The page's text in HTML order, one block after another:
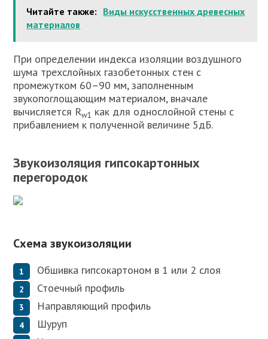
Читайте также: Виды искусственных древесных
материалов
При определении индекса изоляции воздушного
шума трехслойных газобетонных стен с
промежутком 60–90 мм, заполненным
звукопоглощающим материалом, вначале
вычисляется Rw1 как для однослойной стены с
прибавлением к полученной величине 5дБ.
Звукоизоляция гипсокартонных
перегородок
Схема звукоизоляции
Обшивка гипсокартоном в 1 или 2 слоя
Стоечный профиль
Направляющий профиль
Шуруп